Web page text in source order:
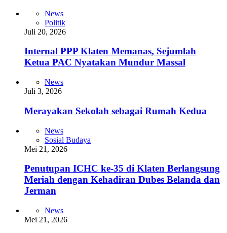
News
Politik
Juli 20, 2026
Internal PPP Klaten Memanas, Sejumlah
Ketua PAC Nyatakan Mundur Massal
News
Juli 3, 2026
Merayakan Sekolah sebagai Rumah Kedua
News
Sosial Budaya
Mei 21, 2026
Penutupan ICHC ke-35 di Klaten Berlangsung
Meriah dengan Kehadiran Dubes Belanda dan
Jerman
News
Mei 21, 2026